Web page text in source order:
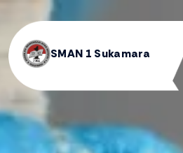
SMAN 1 Sukamara